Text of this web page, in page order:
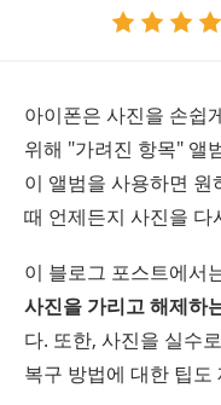
아이폰은 사진을 손쉽
위해 "가려진 항목" 앨
이 앨범을 사용하면
때 언제든지 사진을 다
이 블로그 포스트에서
사진을 가리고 해제하
다. 또한, 사진을 실수
복구 방법에 대한 팁도